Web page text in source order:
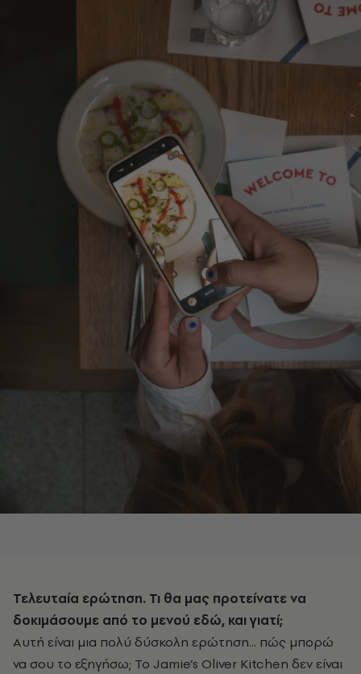
Τελευταία ερώτηση. Τι θα μας προτείνατε να
δοκιμάσουμε από το μενού εδώ, και γιατί;
Αυτή είναι μια πολύ δύσκολη ερώτηση... πώς μπορώ
να σου το εξηγήσω; Το Jamie’s Oliver Kitchen δεν είναι